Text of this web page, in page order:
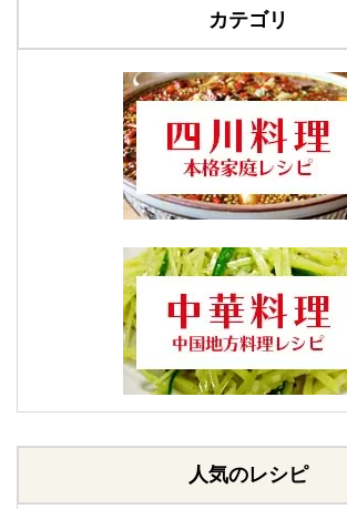
カテゴリ
人気のレシピ